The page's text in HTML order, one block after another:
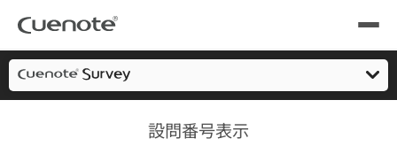
製品
Cuenote Webアンケート/フォームシステム・作成 機能一覧 設問
設問番号表示